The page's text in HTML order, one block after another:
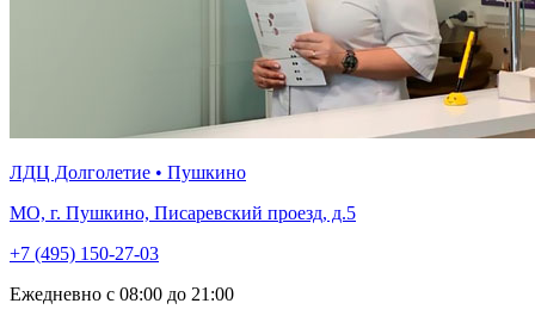
ЛДЦ Долголетие • Пушкино
МО, г. Пушкино, Писаревский проезд, д.5
+7 (495) 150-27-03
Ежедневно с 08:00 до 21:00